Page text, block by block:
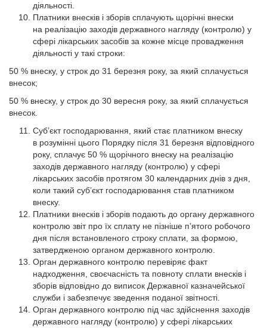
діяльності.
Платники внесків і зборів сплачують щорічні внески
на реалізацію заходів державного нагляду (контролю) у
сфері лікарських засобів за кожне місце провадження
діяльності у такі строки:
50 % внеску, у строк до 31 березня року, за який сплачується
внесок;
50 % внеску, у строк до 30 вересня року, за який сплачується
внесок.
Суб’єкт господарювання, який стає платником внеску
в розумінні цього Порядку після 31 березня відповідного
року, сплачує 50 % щорічного внеску на реалізацію
заходів державного нагляду (контролю) у сфері
лікарських засобів протягом 30 календарних днів з дня,
коли такий суб’єкт господарювання став платником
внеску.
Платники внесків і зборів подають до органу державного
контролю звіт про їх сплату не пізніше п’ятого робочого
дня після встановленого строку сплати, за формою,
затвердженою органом державного контролю.
Орган державного контролю перевіряє факт
надходження, своєчасність та повноту сплати внесків і
зборів відповідно до виписок Державної казначейської
служби і забезпечує зведення поданої звітності.
Орган державного контролю під час здійснення заходів
державного нагляду (контролю) у сфері лікарських